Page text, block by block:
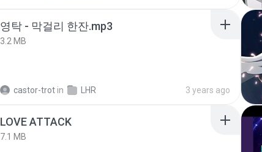
영탁 - 막걸리 한잔.mp3
3.2 MB
castor-trot in LHR 3 years ago
LOVE ATTACK
7.1 MB